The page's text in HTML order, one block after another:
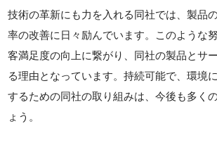
技術の革新にも力を入れる同社では、製品
率の改善に日々励んでいます。このような
客満足度の向上に繋がり、同社の製品とサ
る理由となっています。持続可能で、環境
するための同社の取り組みは、今後も多く
ょう。